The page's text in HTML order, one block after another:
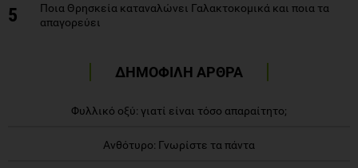
5
Ποια Θρησκεία καταναλώνει Γαλακτοκομικά και ποια τα
απαγορεύει
ΔΗΜΟΦΙΛΗ ΑΡΘΡΑ
Φυλλικό οξύ: γιατί είναι τόσο απαραίτητο;
Ανθότυρο: Γνωρίστε τα πάντα